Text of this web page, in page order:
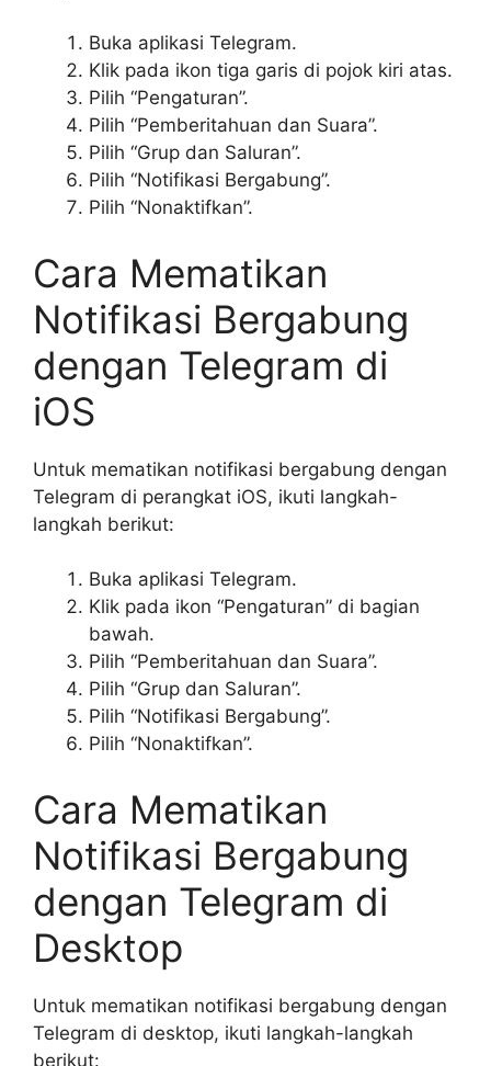
Buka aplikasi Telegram.
Klik pada ikon tiga garis di pojok kiri atas.
Pilih “Pengaturan”.
Pilih “Pemberitahuan dan Suara”.
Pilih “Grup dan Saluran”.
Pilih “Notifikasi Bergabung”.
Pilih “Nonaktifkan”.
Cara Mematikan
Notifikasi Bergabung
dengan Telegram di
iOS
Untuk mematikan notifikasi bergabung dengan
Telegram di perangkat iOS, ikuti langkah-
langkah berikut:
Buka aplikasi Telegram.
Klik pada ikon “Pengaturan” di bagian
bawah.
Pilih “Pemberitahuan dan Suara”.
Pilih “Grup dan Saluran”.
Pilih “Notifikasi Bergabung”.
Pilih “Nonaktifkan”.
Cara Mematikan
Notifikasi Bergabung
dengan Telegram di
Desktop
Untuk mematikan notifikasi bergabung dengan
Telegram di desktop, ikuti langkah-langkah
berikut: